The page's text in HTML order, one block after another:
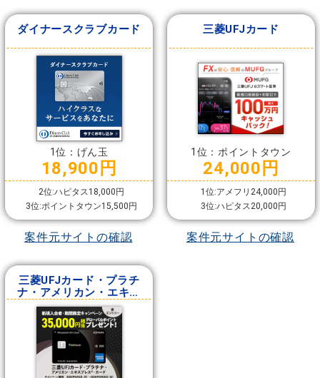
ダイナースクラブカード
1位：げん玉
18,900円
2位:ハピタス18,000円
3位:ポイントタウン15,500円
案件元サイトの確認
三菱UFJカード
1位：ポイントタウン
24,000円
1位:アメフリ24,000円
3位:ハピタス20,000円
案件元サイトの確認
三菱UFJカード・プラチ
ナ・アメリカン・エキス
プレス・カード